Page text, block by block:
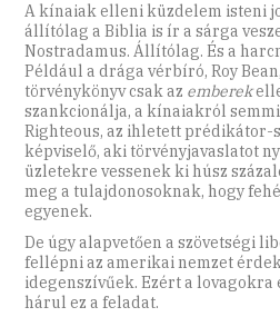
A kínaiak elleni küzdelem isteni
állítólag a Biblia is ír a sárga
Nostradamus. Állítólag. És a
Például a drága vérbíró, Roy
törvénykönyv csak az emberek
szankcionálja, a kínaiakról
Righteous, az ihletett
képviselő, aki törvényjavaslatot
üzletekre vessenek ki húsz
meg a tulajdonosoknak, hogy
egyenek.
De úgy alapvetően a szövetségi
fellépni az amerikai nemzet
idegenszívűek. Ezért a lovagokra
hárul ez a feladat.